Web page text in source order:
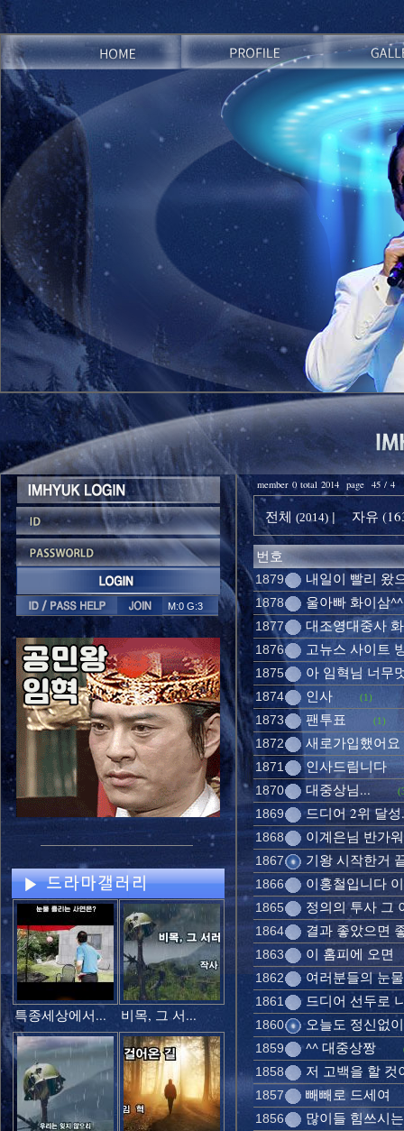
M:0 G:3
특종세상에서... 비목, 그 서...
member 0 total 2014 page 45 / 4
전체 (2014) | 자유
번호
1879 내일이 빨리 왔
1878 울아빠 화이삼^^
1877 대조영대중사
1876 고뉴스 사이트
1875 아 임혁님 너무
1874 인사 (1)
1873 팬투표 (1)
1872 새로가입했어요
1871 인사드림니다
1870 대중상님...
1869 드디어 2위 달
1868 이계은님 반가
1867 기왕 시작한거
1866 이홍철입니다
1865 정의의 투사 그
1864 결과 좋았으면
1863 이 홈피에 오면
1862 여러분들의 눈
1861 드디어 선두로
1860 오늘도 정신없
1859 ^^ 대중상짱
1858 저 고백을 할 것
1857 빼빼로 드세여
1856 많이들 힘쓰시